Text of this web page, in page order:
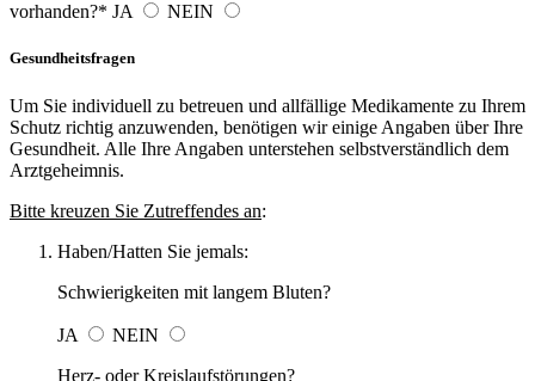
vorhanden?* JA NEIN
Gesundheitsfragen
Um Sie individuell zu betreuen und allfällige Medikamente zu Ihrem
Schutz richtig anzuwenden, benötigen wir einige Angaben über Ihre
Gesundheit. Alle Ihre Angaben unterstehen selbstverständlich dem
Arztgeheimnis.
Bitte kreuzen Sie Zutreffendes an:
Haben/Hatten Sie jemals:
Schwierigkeiten mit langem Bluten?
JA
NEIN
Herz- oder Kreislaufstörungen?